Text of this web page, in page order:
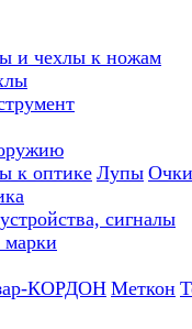
и чехлы к ножам
к оптикеЛупы
сигналы
КОРДОН Меткон